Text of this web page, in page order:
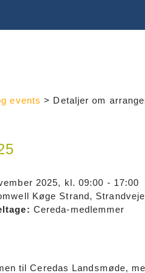
events > Detaljer om
2025, kl. 09:00 - 17:00
Køge Strand,
Cereda-medlemmer
til Ceredas Landsmøde,